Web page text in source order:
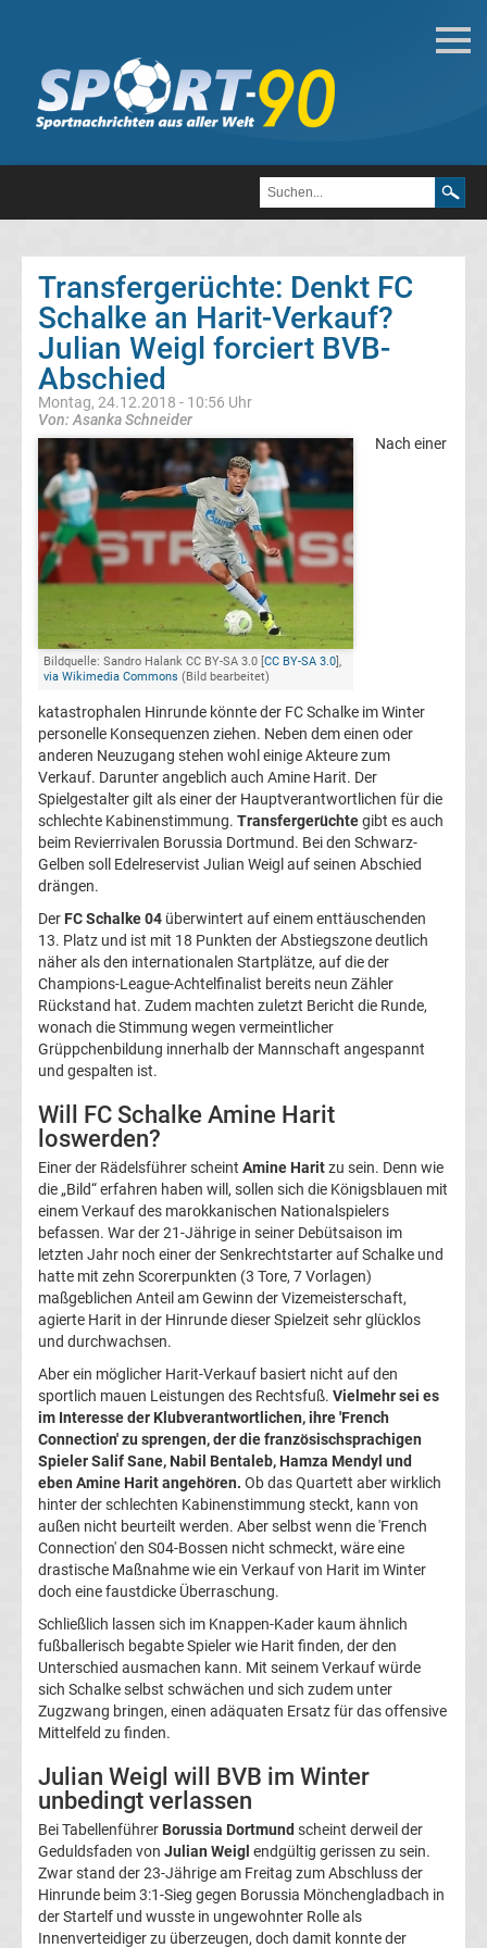
Fußball
Bundesliga
3.
Liga
DFB-
Pokal
Champions
League
Europa
League
Europa
Conference
League
Premier
League
La
Liga
Serie
A
Türk.
Süper
Lig
Internat.
Fußball
UEFA
Youth
League
Fußball
WM
EM
Frauenfußball
Amateurfußball
Transfergerüchte: Denkt FC
Schalke an Harit-Verkauf?
Julian Weigl forciert BVB-
Abschied
Montag, 24.12.2018 - 10:56 Uhr
Von: Asanka Schneider
Bildquelle: Sandro Halank CC BY-SA 3.0 [CC BY-SA 3.0],
via Wikimedia Commons (Bild bearbeitet)
Nach einer
katastrophalen Hinrunde könnte der FC Schalke im Winter
personelle Konsequenzen ziehen. Neben dem einen oder
anderen Neuzugang stehen wohl einige Akteure zum
Verkauf. Darunter angeblich auch Amine Harit. Der
Spielgestalter gilt als einer der Hauptverantwortlichen für die
schlechte Kabinenstimmung. Transfergerüchtegibt es auch
beim Revierrivalen Borussia Dortmund. Bei den Schwarz-
Gelben soll Edelreservist Julian Weigl auf seinen Abschied
drängen.
Der FC Schalke 04 überwintert auf einem enttäuschenden
13. Platz und ist mit 18 Punkten der Abstiegszone deutlich
näher als den internationalen Startplätze, auf die der
Champions-League-Achtelfinalist bereits neun Zähler
Rückstand hat. Zudem machten zuletzt Bericht die Runde,
wonach die Stimmung wegen vermeintlicher
Grüppchenbildung innerhalb der Mannschaft angespannt
und gespalten ist.
Will FC Schalke Amine Harit
loswerden?
Einer der Rädelsführer scheint Amine Haritzu sein. Denn wie
die „Bild“ erfahren haben will, sollen sich die Königsblauen mit
einem Verkauf des marokkanischen Nationalspielers
befassen. War der 21-Jährige in seiner Debütsaison im
letzten Jahr noch einer der Senkrechtstarter auf Schalke und
hatte mit zehn Scorerpunkten (3 Tore, 7 Vorlagen)
maßgeblichen Anteil am Gewinn der Vizemeisterschaft,
agierte Harit in der Hinrunde dieser Spielzeit sehr glücklos
und durchwachsen.
Aber ein möglicher Harit-Verkauf basiert nicht auf den
sportlich mauen Leistungen des Rechtsfuß. Vielmehr sei es
im Interesse der Klubverantwortlichen, ihre 'French
Connection' zu sprengen, der die französischsprachigen
Spieler Salif Sane, Nabil Bentaleb, Hamza Mendyl und
eben Amine Harit angehören. Ob das Quartett aber wirklich
hinter der schlechten Kabinenstimmung steckt, kann von
außen nicht beurteilt werden. Aber selbst wenn die 'French
Connection' den S04-Bossen nicht schmeckt, wäre eine
drastische Maßnahme wie ein Verkauf von Harit im Winter
doch eine faustdicke Überraschung.
Schließlich lassen sich im Knappen-Kader kaum ähnlich
fußballerisch begabte Spieler wie Harit finden, der den
Unterschied ausmachen kann. Mit seinem Verkauf würde
sich Schalke selbst schwächen und sich zudem unter
Zugzwang bringen, einen adäquaten Ersatz für das offensive
Mittelfeld zu finden.
Julian Weigl will BVB im Winter
unbedingt verlassen
Bei Tabellenführer Borussia Dortmund scheint derweil der
Geduldsfaden von Julian Weigl endgültig gerissen zu sein.
Zwar stand der 23-Jährige am Freitag zum Abschluss der
Hinrunde beim 3:1-Sieg gegen Borussia Mönchengladbach in
der Startelf und wusste in ungewohnter Rolle als
Innenverteidiger zu überzeugen, doch damit konnte der